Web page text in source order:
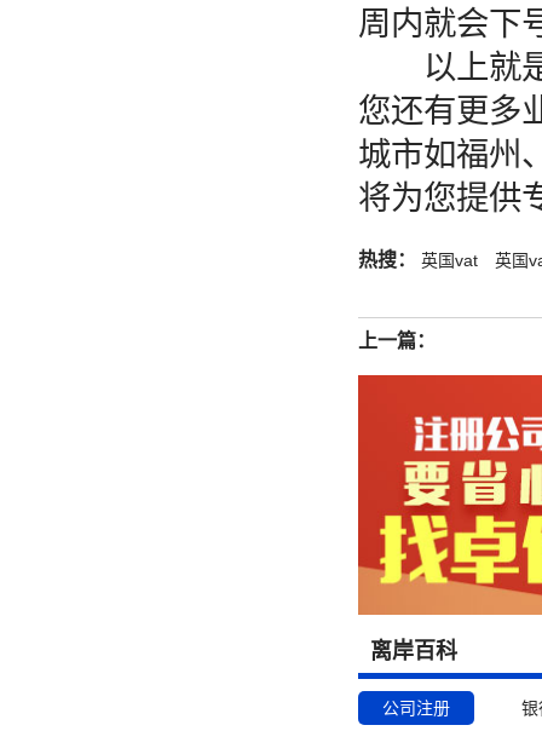
周内就会下
以上就是
您还有更多
城市如福州
将为您提供
热搜： 英国vat 英国
上一篇：
离岸百科
公司注册 银